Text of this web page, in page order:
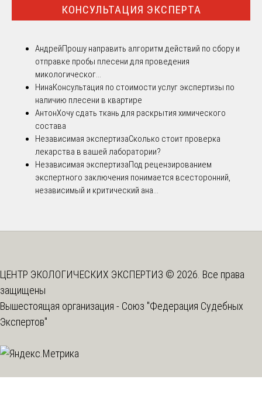
КОНСУЛЬТАЦИЯ ЭКСПЕРТА
АндрейПрошу направить алгоритм действий по сбору и
отправке пробы плесени для проведения
микологическог...
НинаКонсультация по стоимости услуг экспертизы по
наличию плесени в квартире
АнтонХочу сдать ткань для раскрытия химического
состава
Независимая экспертизаСколько стоит проверка
лекарства в вашей лаборатории?
Независимая экспертизаПод рецензированием
экспертного заключения понимается всесторонний,
независимый и критический ана...
ЦЕНТР ЭКОЛОГИЧЕСКИХ ЭКСПЕРТИЗ © 2026. Все права
защищены
Вышестоящая организация - Союз "Федерация Судебных
Экспертов"